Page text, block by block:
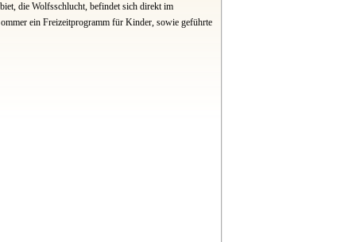
die Wolfsschlucht, befindet sich direkt im
ein Freizeitprogramm für Kinder, sowie geführte